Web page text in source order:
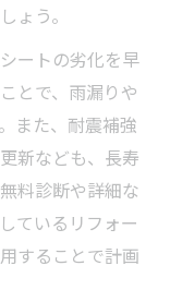
ングの活かし
ムの極意
ための基礎知
向と申請のコ
ょう。
ートの劣化を早
とで、雨漏りや
また、耐震補強
新なども、長寿
料診断や詳細な
ているリフォー
することで計画